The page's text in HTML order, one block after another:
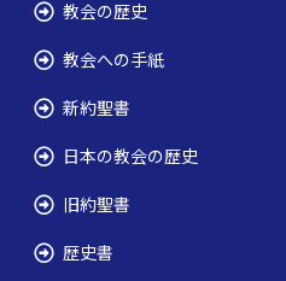
教会の歴史
教会への手紙
新約聖書
日本の教会の歴史
旧約聖書
歴史書